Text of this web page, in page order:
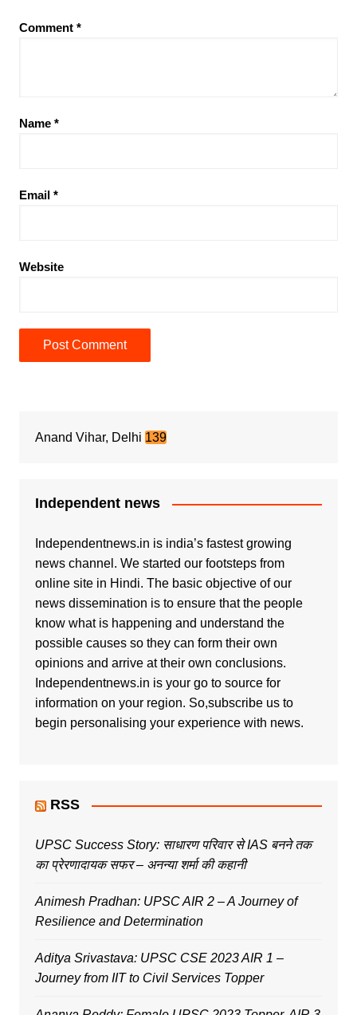
Comment *
Name *
Email *
Website
Anand Vihar, Delhi 139
Independent news
Independentnews.in is india’s fastest growing
news channel. We started our footsteps from
online site in Hindi. The basic objective of our
news dissemination is to ensure that the people
know what is happening and understand the
possible causes so they can form their own
opinions and arrive at their own conclusions.
Independentnews.in is your go to source for
information on your region. So,subscribe us to
begin personalising your experience with news.
RSS
UPSC Success Story: साधारण परिवार से IAS बनने तक
का प्रेरणादायक सफर – अनन्या शर्मा की कहानी
Animesh Pradhan: UPSC AIR 2 – A Journey of
Resilience and Determination
Aditya Srivastava: UPSC CSE 2023 AIR 1 –
Journey from IIT to Civil Services Topper